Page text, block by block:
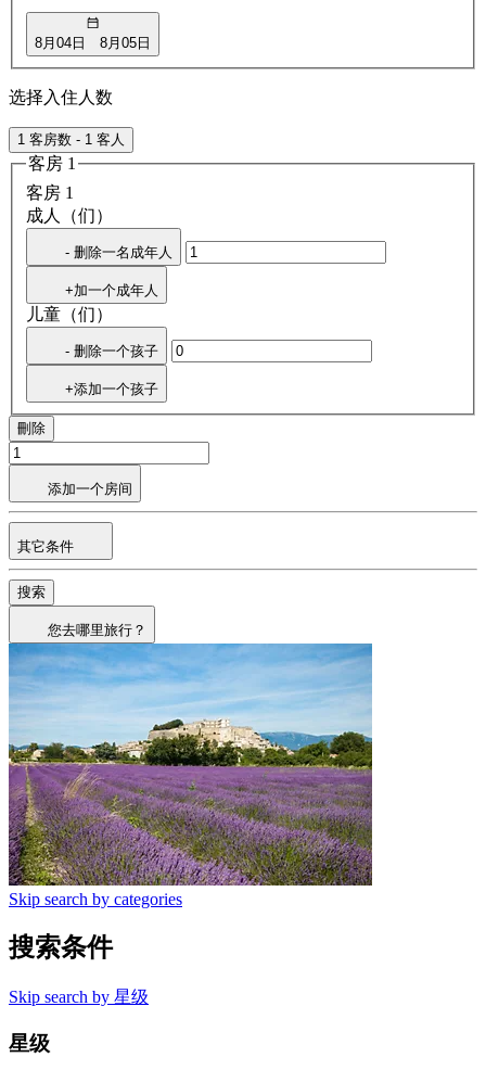
8月04日 8月05日
选择入住人数
1 客房数 - 1 客人
客房 1
客房 1
成人（们）
- 删除一名成年人
+加一个成年人
儿童（们）
- 删除一个孩子
+添加一个孩子
刪除
添加一个房间
其它条件
搜索
您去哪里旅行？
Skip search by categories
搜索条件
Skip search by 星级
星级